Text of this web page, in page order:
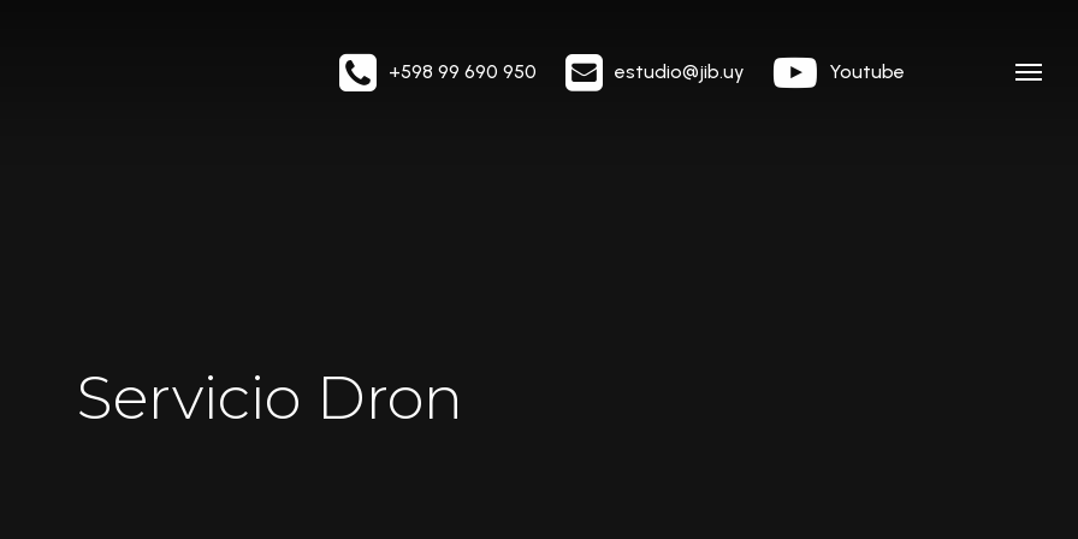
+598 99 690 950 estudio@jib.uy Youtube Menu
Servicio Dron